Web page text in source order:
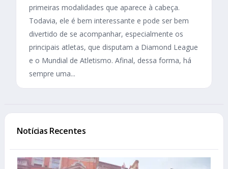
primeiras modalidades que aparece à cabeça.
Todavia, ele é bem interessante e pode ser bem
divertido de se acompanhar, especialmente os
principais atletas, que disputam a Diamond League
e o Mundial de Atletismo. Afinal, dessa forma, há
sempre uma...
Notícias Recentes